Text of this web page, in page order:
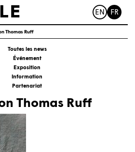
EN FR
Thomas Ruff
Toutes les news
Événement
Exposition
Information
Partenariat
Thomas Ruff